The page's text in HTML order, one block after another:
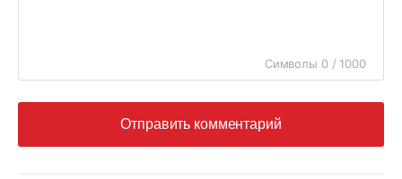
Символы 0 / 1000
Отправить комментарий